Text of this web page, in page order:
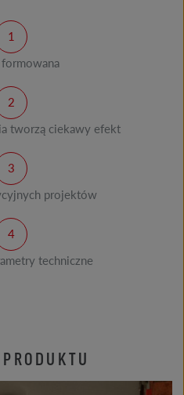
tworzą ciekawy efekt
projektów
techniczne